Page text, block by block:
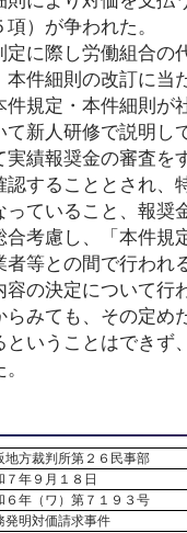
）が争われた。
に際し労働組合の
件細則の改訂に当
規定・本件細則が
新人研修で説明し
績報奨金の審査を
することとされ、
っていること、報奨
合考慮し、「本件規
等との間で行われ
の決定について行
みても、その定め
いうことはできず
地方裁判所第２６民事部
７年９月１８日
６年（ワ）第７１９３号
発明対価請求事件